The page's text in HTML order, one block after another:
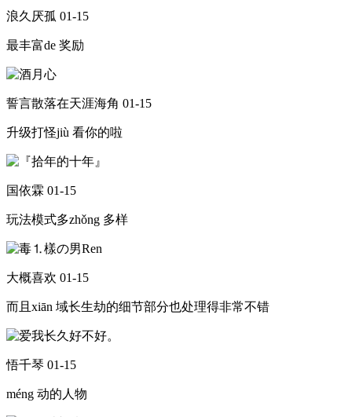
浪久厌孤 01-15
最丰富de 奖励
誓言散落在天涯海角 01-15
升级打怪jiù 看你的啦
国依霖 01-15
玩法模式多zhǒng 多样
大概喜欢 01-15
而且xiān 域长生劫的细节部分也处理得非常不错
悟千琴 01-15
méng 动的人物